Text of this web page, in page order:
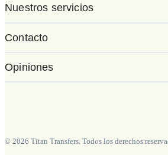
Nuestros servicios
Contacto
Opiniones
© 2026 Titan Transfers. Todos los derechos